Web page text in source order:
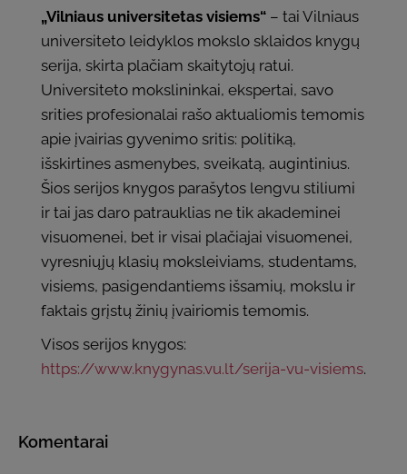
„Vilniaus universitetas visiems“ – tai Vilniaus
universiteto leidyklos mokslo sklaidos knygų
serija, skirta plačiam skaitytojų ratui.
Universiteto mokslininkai, ekspertai, savo
srities profesionalai rašo aktualiomis temomis
apie įvairias gyvenimo sritis: politiką,
išskirtines asmenybes, sveikatą, augintinius.
Šios serijos knygos parašytos lengvu stiliumi
ir tai jas daro patrauklias ne tik akademinei
visuomenei, bet ir visai plačiajai visuomenei,
vyresniųjų klasių moksleiviams, studentams,
visiems, pasigendantiems išsamių, mokslu ir
faktais grįstų žinių įvairiomis temomis.
Visos serijos knygos:
https://www.knygynas.vu.lt/serija-vu-visiems.
Komentarai